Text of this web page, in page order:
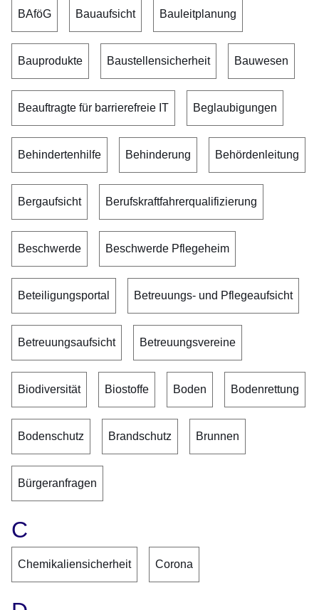
BAföG Bauaufsicht Bauleitplanung
Bauprodukte Baustellensicherheit Bauwesen
Beauftragte für barrierefreie IT Beglaubigungen
Behindertenhilfe Behinderung Behördenleitung
Bergaufsicht Berufskraftfahrerqualifizierung
Beschwerde Beschwerde Pflegeheim
Beteiligungsportal Betreuungs- und Pflegeaufsicht
Betreuungsaufsicht Betreuungsvereine
Biodiversität Biostoffe Boden Bodenrettung
Bodenschutz Brandschutz Brunnen
Bürgeranfragen
C
Chemikaliensicherheit Corona